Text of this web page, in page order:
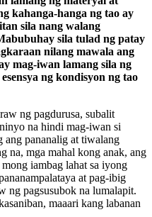
kahanga-hanga ng tao ay
sila nang walang
sila tulad ng patay
nilang mawala ang
mag-iwan lamang sila ng
ng kondisyon ng tao
ng pagdurusa, subalit
na hindi mag-iwan si
ang pananalig at tiwalang
na, mga mahal kong anak, ang
iambag lahat sa iyong
at pag-ibig
ng pagsusubok na lumalapit.
maaari kang labanan